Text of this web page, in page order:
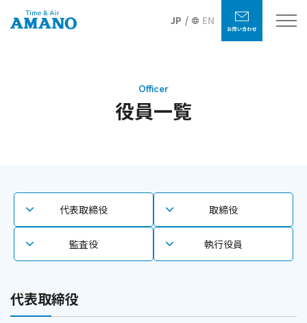
JP EN
Officer
役員一覧
代表取締役 取締役
監査役 執行役員
代表取締役